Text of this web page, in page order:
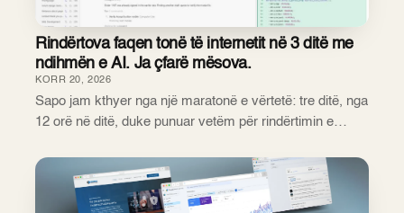
Rindërtova faqen tonë të internetit në 3 ditë me
ndihmën e AI. Ja çfarë mësova.
Sapo jam kthyer nga një maratonë e vërtetë: tre ditë, nga
12 orë në ditë, duke punuar vetëm për rindërtimin e
publikonim një faqe të re. Doja t'i...
KORR 20, 2026